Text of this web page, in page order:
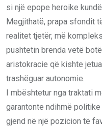
si një epope heroike
Megjithatë, prapa sfondit
realitet tjetër, më
pushtetin brenda vetë
aristokracie që kishte
trashëguar autonomie.
I mbështetur nga traktati
garantonte ndihmë
gjend në një pozicion të